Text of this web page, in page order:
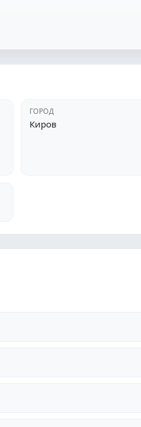
ГОРОД
Киров